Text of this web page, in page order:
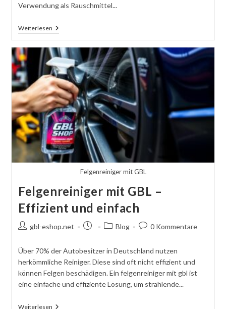
Verwendung als Rauschmittel...
WeiterlesenGBL
Tropfen:
Risiken
Und
Rechtlicher
Status
Felgenreiniger mit GBL
Felgenreiniger mit GBL –
Effizient und einfach
Autor
Beitrags:
gbl-eshop.net
BeitragBeitragskategorie:
Blog
Kommentare
0 Kommentare
Über 70% der Autobesitzer in Deutschland nutzen
herkömmliche Reiniger. Diese sind oft nicht effizient und
können Felgen beschädigen. Ein felgenreiniger mit gbl ist
eine einfache und effiziente Lösung, um strahlende...
WeiterlesenFelgenreiniger